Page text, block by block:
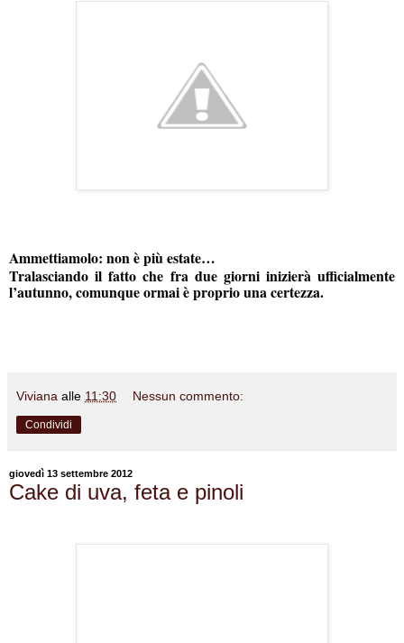
Ammettiamolo: non è più estate…
Tralasciando il fatto che fra due giorni inizierà ufficialmente
l’autunno, comunque ormai è proprio una certezza.
Viviana alle 11:30 Nessun commento:
Condividi
giovedì 13 settembre 2012
Cake di uva, feta e pinoli